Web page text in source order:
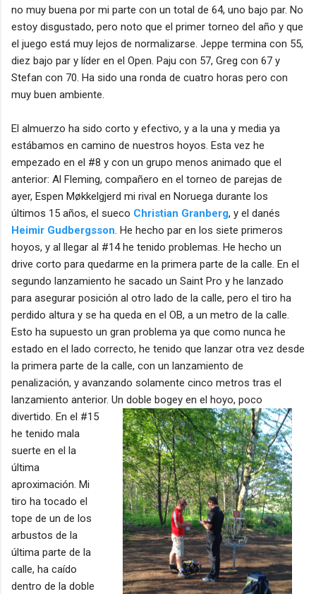
no muy buena por mi parte con un total de 64, uno bajo par. No
estoy disgustado, pero noto que el primer torneo del año y que
el juego está muy lejos de normalizarse. Jeppe termina con 55,
diez bajo par y líder en el Open. Paju con 57, Greg con 67 y
Stefan con 70. Ha sido una ronda de cuatro horas pero con
muy buen ambiente.
El almuerzo ha sido corto y efectivo, y a la una y media ya
estábamos en camino de nuestros hoyos. Esta vez he
empezado en el #8 y con un grupo menos animado que el
anterior: Al Fleming, compañero en el torneo de parejas de
ayer, Espen Møkkelgjerd mi rival en Noruega durante los
últimos 15 años, el sueco Christian Granberg, y el danés
Heimir Gudbergsson . He hecho par en los siete primeros
hoyos, y al llegar al #14 he tenido problemas. He hecho un
drive corto para quedarme en la primera parte de la calle. En el
segundo lanzamiento he sacado un Saint Pro y he lanzado
para asegurar posición al otro lado de la calle, pero el tiro ha
perdido altura y se ha queda en el OB, a un metro de la calle.
Esto ha supuesto un gran problema ya que como nunca he
estado en el lado correcto, he tenido que lanzar otra vez desde
la primera parte de la calle, con un lanzamiento de
penalización, y avanzando solamente cinco metros tras el
lanzamiento anterior. Un doble bogey en el hoyo, poco
divertido. En el #15
he tenido mala
suerte en el la
última
aproximación. Mi
tiro ha tocado el
tope de un de los
arbustos de la
última parte de la
calle, ha caído
dentro de la doble